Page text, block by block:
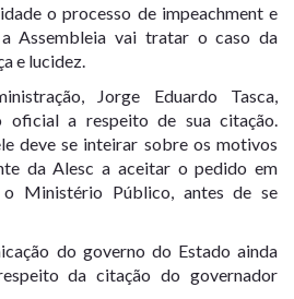
o processo de impeachment e
Assembleia vai tratar o caso da
e lucidez.
Jorge Eduardo Tasca,
oficial a respeito de sua citação.
deve se inteirar sobre os motivos
da Alesc a aceitar o pedido em
o Ministério Público, antes de se
do governo do Estado ainda
da citação do governador